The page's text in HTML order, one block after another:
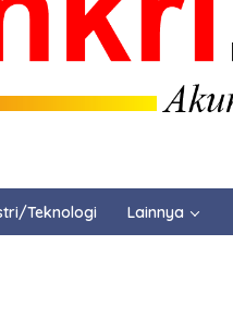
Teknologi Lainnya